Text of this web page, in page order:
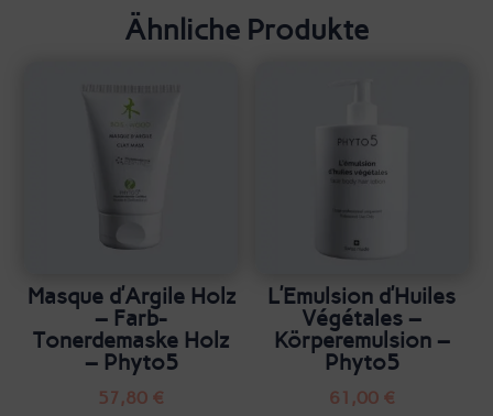
Ähnliche Produkte
Masque d’Argile Holz
– Farb-
Tonerdemaske Holz
– Phyto5
57,80 €
L’Emulsion d’Huiles
Végétales –
Körperemulsion –
Phyto5
61,00 €